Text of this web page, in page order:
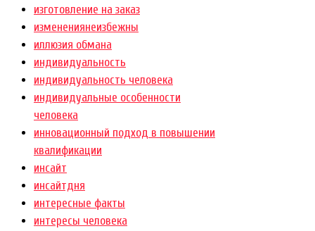
изготовление на заказ
изменениянеизбежны
иллюзия обмана
индивидуальность
индивидуальность человека
индивидуальные особенности
человека
инновационный подход в повышении
квалификации
инсайт
инсайтдня
интересные факты
интересы человека